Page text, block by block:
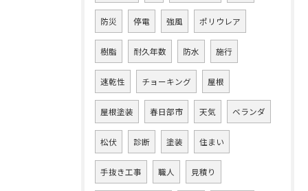
防災 停電 強風 ポリウレア
樹脂 耐久年数 防水 施行
速乾性 チョーキング 屋根
屋根塗装 春日部市 天気 ベランダ
松伏 診断 塗装 住まい
手抜き工事 職人 見積り